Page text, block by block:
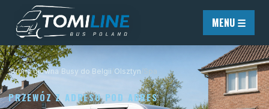
Przejdź do treści
MENU ☰
Strona główna Busy do Belgii Olsztyn/Spa
PRZEWÓZ Z ADRESU POD ADRES